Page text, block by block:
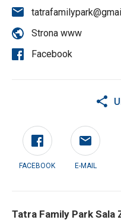
Strona www
Facebook
FACEBOOK E-MAIL
Tatra Family Park Sala